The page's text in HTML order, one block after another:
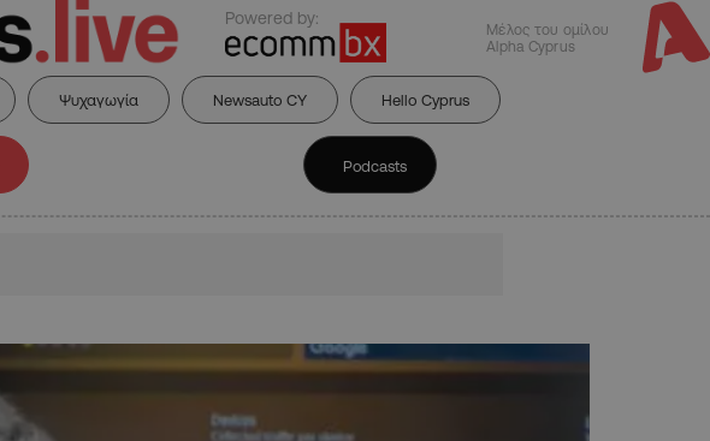
Powered by:
Μέλος του ομίλου
Alpha Cyprus
Ψυχαγωγία Newsauto CY Hello Cyprus
Podcasts